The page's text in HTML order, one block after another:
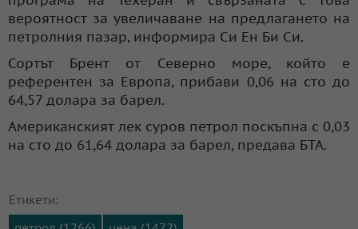
вероятност за увеличаване на предлагането на
петролния пазар, информира Си Ен Би Си.
Сортът Брент от Северно море, който е
референтен за Европа, прибави 0,06 на сто до
64,57 долара за барел.
Американският лек суров петрол поскъпна с 0,03
на сто до 61,64 долара за барел, предава БТА.
Етикети: